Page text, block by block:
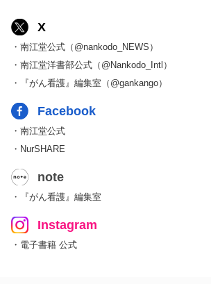
X
・南江堂公式（@nankodo_NEWS）
・南江堂洋書部公式（@Nankodo_Intl）
・『がん看護』編集室（@gankango）
Facebook
・南江堂公式
・NurSHARE
note
・『がん看護』編集室
Instagram
・電子書籍 公式